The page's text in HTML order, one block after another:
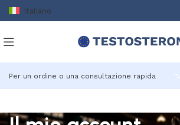
Italiano
Per un ordine o una consultazione rapida